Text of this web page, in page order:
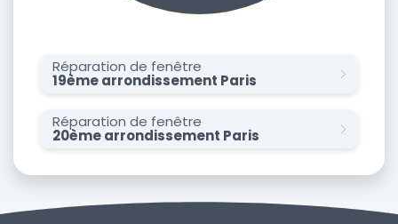
Réparation de fenêtre
19ème arrondissement Paris
Réparation de fenêtre
20ème arrondissement Paris